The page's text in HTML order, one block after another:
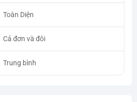
Toàn Diện
Cả đơn và đôi
Trung bình